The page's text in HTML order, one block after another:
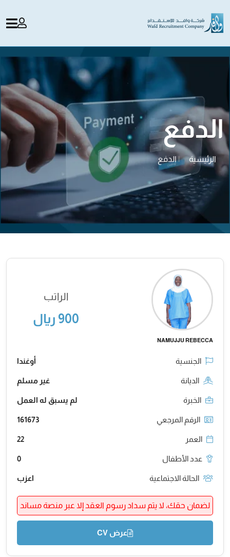
الدفع
الرئيسية |الدفع
NAMUJJU REBECCA
الراتب
900 ريال
الجنسية أوغندا
الديانة غير مسلم
الخبرة لم يسبق له العمل
الرقم المرجعي 161673
العمر 22
عدد الأطفال 0
الحالة الاجتماعية اعزب
لضمان حقك، لا يتم سداد رسوم العقد إلا عبر منصة مساند
عرض CV